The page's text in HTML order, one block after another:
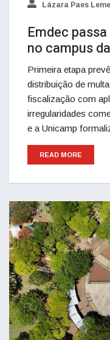
Lázara Paes Leme
Emdec
no campus
Primeira etapa
distribuição de
fiscalização com
irregularidades
e a Unicamp
READ MORE